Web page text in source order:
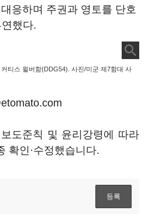
응하며 주권과 영토를 단호
했다.
티스 윌버함(DDG54). 사진/미군 제7함대 사
도준칙 및 윤리강령에 따라
확인·수정했습니다.